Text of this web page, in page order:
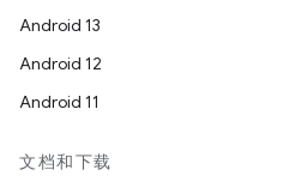
Android 13
Android 12
Android 11
文档和下载